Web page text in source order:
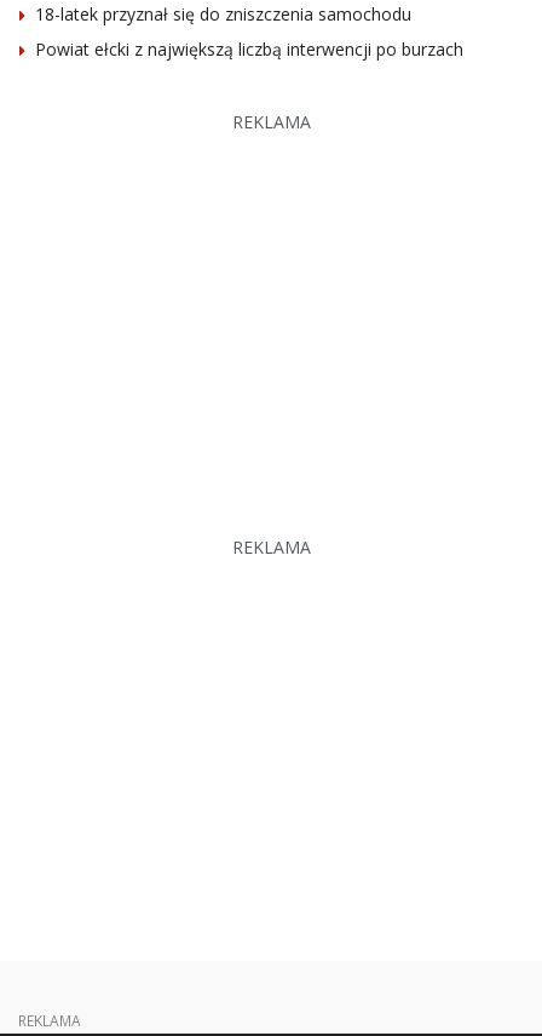
18-latek przyznał się do zniszczenia samochodu
Powiat ełcki z największą liczbą interwencji po burzach
REKLAMA
REKLAMA
REKLAMA